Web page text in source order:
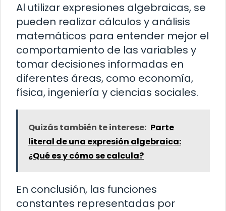
Al utilizar expresiones algebraicas, se
pueden realizar cálculos y análisis
matemáticos para entender mejor el
comportamiento de las variables y
tomar decisiones informadas en
diferentes áreas, como economía,
física, ingeniería y ciencias sociales.
Quizás también te interese: Parte
literal de una expresión algebraica:
¿Qué es y cómo se calcula?
En conclusión, las funciones
constantes representadas por